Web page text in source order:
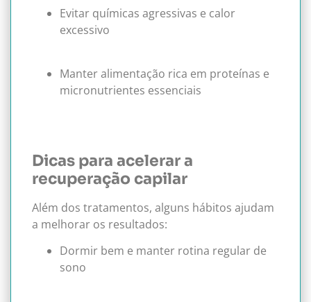
Evitar químicas agressivas e calor
excessivo
Manter alimentação rica em proteínas e
micronutrientes essenciais
Dicas para acelerar a
recuperação capilar
Além dos tratamentos, alguns hábitos ajudam
a melhorar os resultados:
Dormir bem e manter rotina regular de
sono